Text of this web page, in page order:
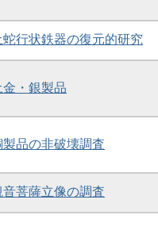
行状鉄器の復元的研究
・銀製品
品の非破壊調査
菩薩立像の調査